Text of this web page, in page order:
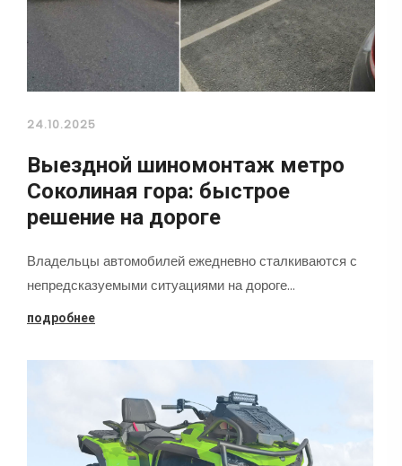
24.10.2025
Выездной шиномонтаж метро
Соколиная гора: быстрое
решение на дороге
Владельцы автомобилей ежедневно сталкиваются с
непредсказуемыми ситуациями на дороге…
подробнее